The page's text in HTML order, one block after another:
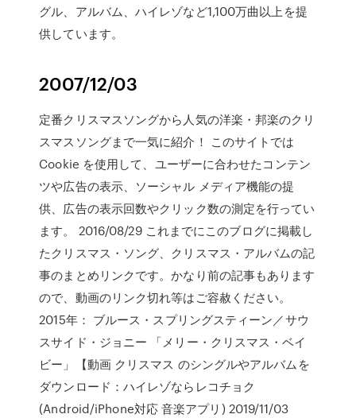
グル、アルバム、ハイレゾなど1,100万曲以上を提
供しています。
2007/12/03
定番クリスマスソングから人気の洋楽・邦楽のクリ
スマスソングまで一気に紹介！ このサイトでは
Cookie を使用して、ユーザーに合わせたコンテン
ツや広告の表示、ソーシャル メディア機能の提
供、広告の表示回数やクリック数の測定を行ってい
ます。 2016/08/29 これまでにこのブログに掲載し
たクリスマス・ソング、クリスマス・アルバムの記
事のまとめリンクです。かなり前の記事もあります
ので、動画のリンク切れ等はご容赦ください。
2015年： ブルース・スプリングスティーン／サウ
スサイド・ジョニー 「メリー・クリスマス・ベイ
ビー」【動画 クリスマス のシングルやアルバムを
ダウンロード：ハイレゾならレコチョク
(Android/iPhone対応 音楽アプリ) 2019/11/03